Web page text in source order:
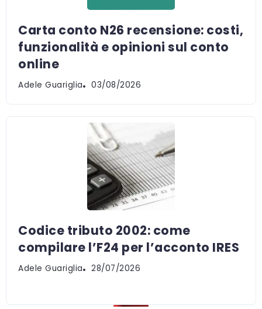
Carta conto N26 recensione: costi,
funzionalità e opinioni sul conto
online
Adele Guariglia 03/08/2026
Codice tributo 2002: come
compilare l’F24 per l’acconto IRES
Adele Guariglia 28/07/2026